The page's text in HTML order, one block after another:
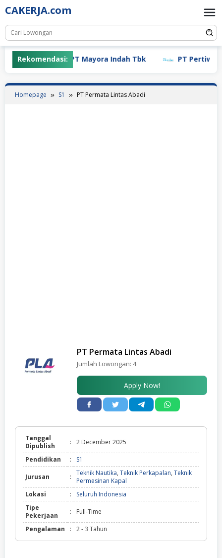
Skip
to
content
CAKERJA.com
Rekomendasi:PT Mayora Indah Tbk PT Pertiwi
Homepage S1 PT Permata Lintas Abadi
PT Permata Lintas Abadi
Jumlah Lowongan: 4
Apply Now!
Tanggal
Dipublish
: 2 December 2025
Pendidikan : S1
Jurusan : Teknik Nautika, Teknik Perkapalan, Teknik
Permesinan Kapal
Lokasi
:
Seluruh Indonesia
Tipe
Pekerjaan
: Full-Time
Pengalaman : 2 - 3 Tahun